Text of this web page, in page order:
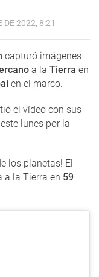
DE 2022, 8:21
capturó imágenes
a la Tierra en
en el marco.
el vídeo con sus
este lunes por la
los planetas! El
a la Tierra en 59